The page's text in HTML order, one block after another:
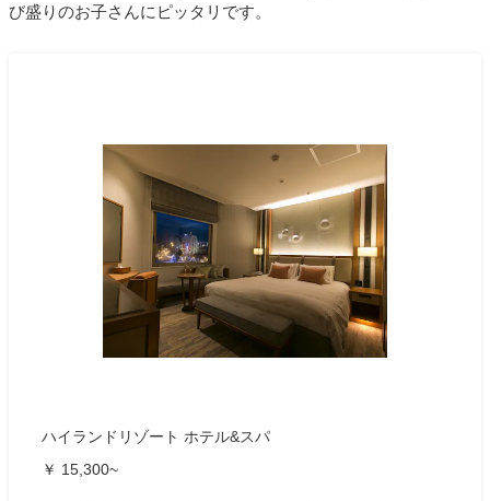
び盛りのお子さんにピッタリです。
ハイランドリゾート ホテル&スパ
￥ 15,300~